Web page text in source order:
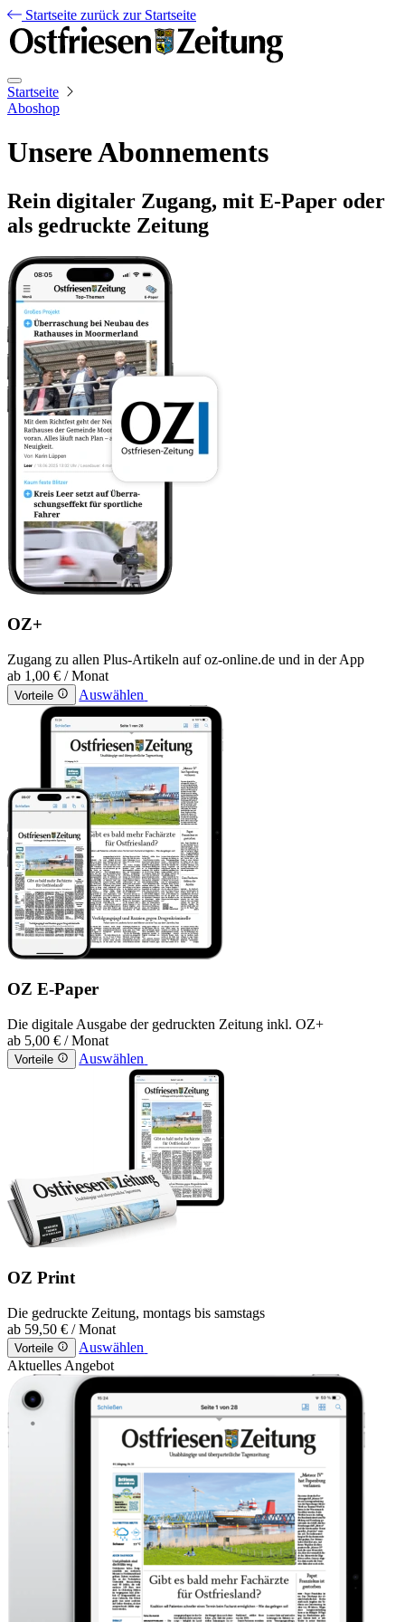
Startseite zurück zur Startseite
Startseite
Aboshop
Unsere Abonnements
Rein digitaler Zugang, mit E-Paper oder
als gedruckte Zeitung
OZ+
Zugang zu allen Plus-Artikeln auf oz-online.de und in der App
ab 1,00 € / Monat
Vorteile Auswählen
OZ E-Paper
Die digitale Ausgabe der gedruckten Zeitung inkl. OZ+
ab 5,00 € / Monat
Vorteile Auswählen
OZ Print
Die gedruckte Zeitung, montags bis samstags
ab 59,50 € / Monat
Vorteile
Auswählen
Aktuelles Angebot